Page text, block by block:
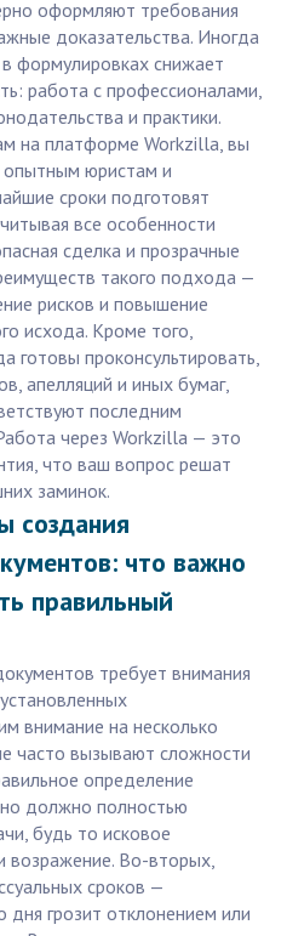
оформляют требования
доказательства. Иногда
формулировках снижает
работа с профессионалами,
и практики.
на платформе Workzilla, вы
опытным юристам и
сроки подготовят
все особенности
сделка и прозрачные
такого подхода —
рисков и повышение
исхода. Кроме того,
готовы проконсультировать,
апелляций и иных бумаг,
последним
через Workzilla — это
что ваш вопрос решат
заминок.
создания
что важно
правильный
требует внимания
внимание на несколько
часто вызывают сложности
определение
должно полностью
будь то исковое
возражение. Во-вторых,
сроков —
грозит отклонением или